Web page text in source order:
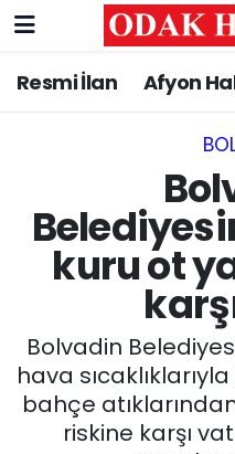
Resmi İlan Afyon
kuru ot
Bolvadin
hava
bahçe
riskine karşı
GÜNCEL
EĞİTİM
MAGAZİN
Nöbetçi Eczaneler
Trafik Durumu
Süper Lig Puan
Tüm Manşetler
Son Dakika
Haber Arşivi